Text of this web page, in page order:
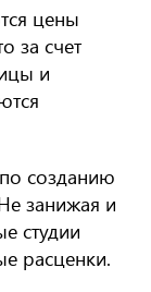
цены
за счет
и
созданию
занижая и
студии
расценки.